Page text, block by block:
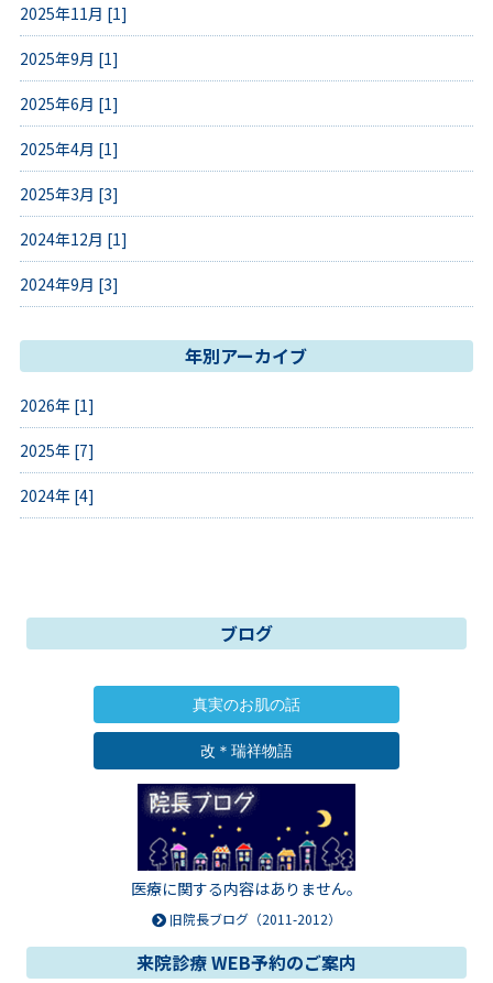
2025年11月 [1]
2025年9月 [1]
2025年6月 [1]
2025年4月 [1]
2025年3月 [3]
2024年12月 [1]
2024年9月 [3]
年別アーカイブ
2026年 [1]
2025年 [7]
2024年 [4]
ブログ
真実のお肌の話
改＊瑞祥物語
医療に関する内容はありません。
旧院長ブログ（2011-2012）
来院診療 WEB予約のご案内